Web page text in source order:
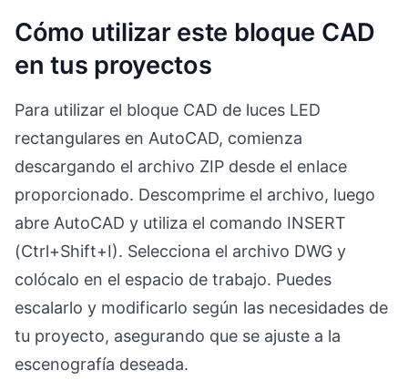
Cómo utilizar este bloque CAD
en tus proyectos
Para utilizar el bloque CAD de luces LED
rectangulares en AutoCAD, comienza
descargando el archivo ZIP desde el enlace
proporcionado. Descomprime el archivo, luego
abre AutoCAD y utiliza el comando INSERT
(Ctrl+Shift+I). Selecciona el archivo DWG y
colócalo en el espacio de trabajo. Puedes
escalarlo y modificarlo según las necesidades de
tu proyecto, asegurando que se ajuste a la
escenografía deseada.